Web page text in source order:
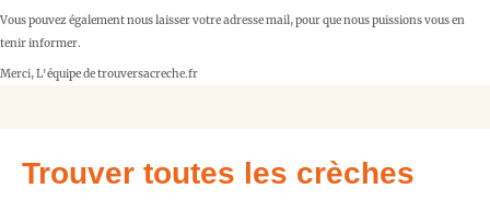
Vous pouvez également nous laisser votre adresse mail, pour que nous puissions vous en
tenir informer.
Merci, L'équipe de trouversacreche.fr
Trouver toutes les crèches